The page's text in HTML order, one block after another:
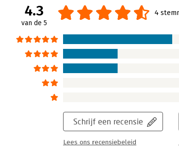
te hebben. Op de cover staat
kapitaal gedrukt. De auteur
4.3
van de 5
4
Schrijf een recensie
Lees ons recensiebeleid